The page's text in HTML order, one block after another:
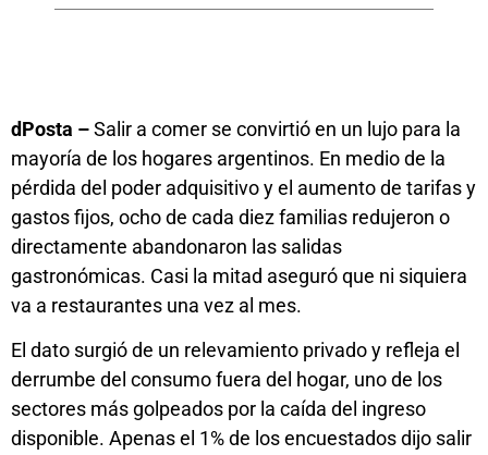
dPosta –Salir a comer se convirtió en un lujo para la
mayoría de los hogares argentinos. En medio de la
pérdida del poder adquisitivo y el aumento de tarifas y
gastos fijos, ocho de cada diez familias redujeron o
directamente abandonaron las salidas
gastronómicas. Casi la mitad aseguró que ni siquiera
va a restaurantes una vez al mes.
El dato surgió de un relevamiento privado y refleja el
derrumbe del consumo fuera del hogar, uno de los
sectores más golpeados por la caída del ingreso
disponible. Apenas el 1% de los encuestados dijo salir